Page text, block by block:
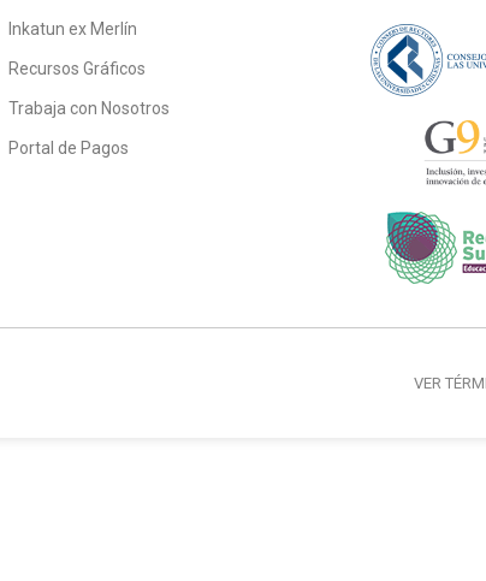
Inkatun ex Merlín
Recursos Gráficos
Trabaja con Nosotros
Portal de Pagos
VER